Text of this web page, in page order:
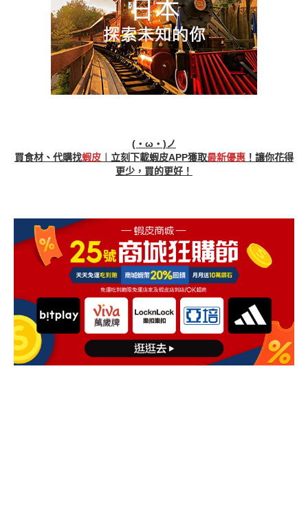
(・ω・)ノ
買食材、代購找蝦皮 ︱立刻下載蝦皮APP獲取最新優惠 ！讓你花得
更少，買的更好！